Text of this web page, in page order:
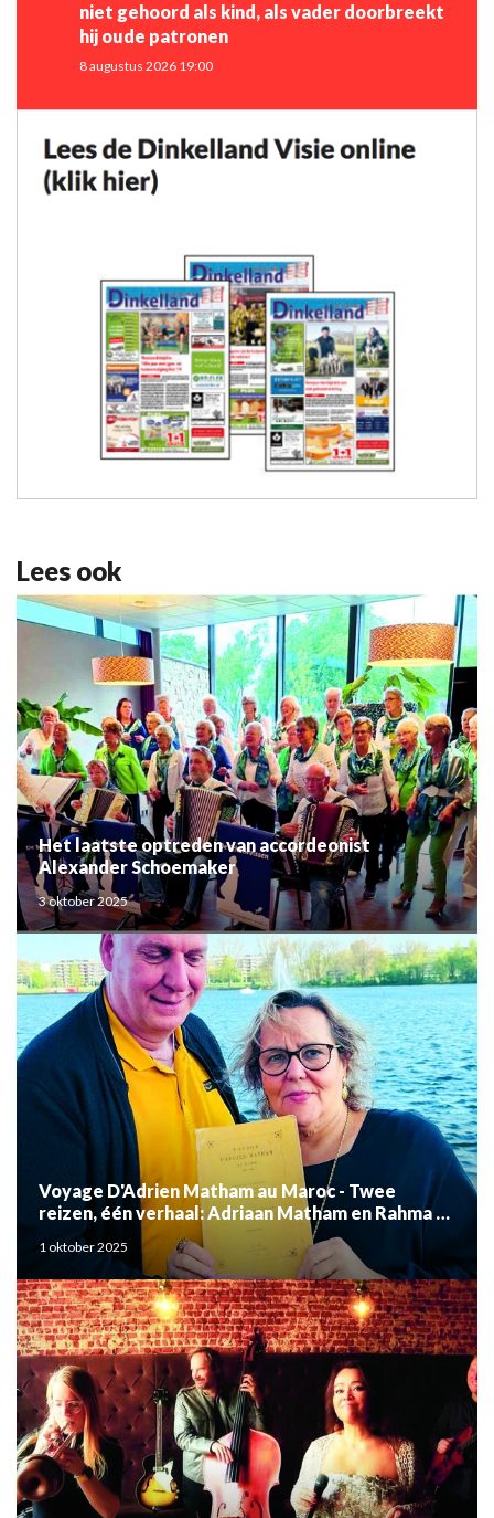
niet gehoord als kind, als vader doorbreekt
hij oude patronen
8 augustus 2026 19:00
Lees ook
Het laatste optreden van accordeonist
Alexander Schoemaker
3 oktober 2025
Voyage D'Adrien Matham au Maroc - Twee
reizen, één verhaal: Adriaan Matham en Rahma el
Mouden
1 oktober 2025